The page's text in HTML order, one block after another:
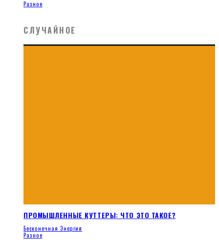
Разное
СЛУЧАЙНОЕ
ПРОМЫШЛЕННЫЕ КУТТЕРЫ: ЧТО ЭТО ТАКОЕ?
Бесконечная Энергия
Разное